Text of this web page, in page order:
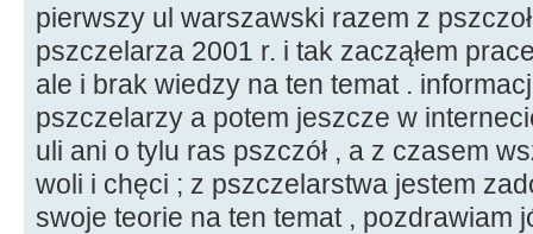
pierwszy ul warszawski razem z
pszczelarza 2001 r. i tak zacząłem
ale i brak wiedzy na ten temat .
pszczelarzy a potem jeszcze w
uli ani o tylu ras pszczół , a z czasem
woli i chęci ; z pszczelarstwa jestem
swoje teorie na ten temat , pozdrawiam